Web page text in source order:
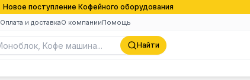
Новое поступление Кофейного оборудования
Оплата и доставкаО компанииПомощь
Найти